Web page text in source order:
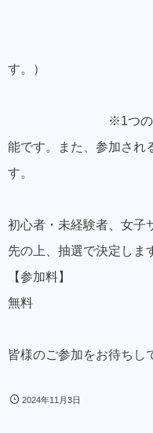
（アプリへ
す
※1つの JFA ID
能です。また、参加され
※応募多数
初心者・未経験者、女子
先の上、抽選で決定しま
【参加料】
無料
皆様のご参加をお待ちし
2024年11月3日